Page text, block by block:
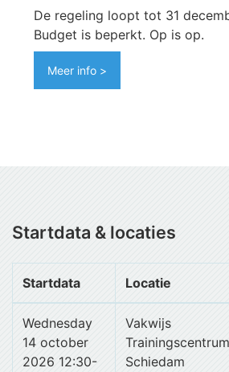
De regeling loopt tot 31
Budget is beperkt. Op is op.
Meer info >
Startdata & locaties
Startdata Locatie
Wednesday
14 october
2026 12:30-
Vakwijs
Trainingscentrum
Schiedam